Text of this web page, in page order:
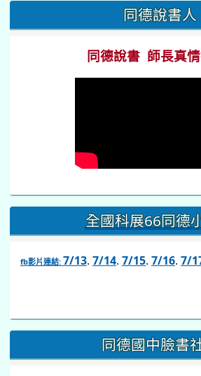
::: 同德說書人
同德說書 師長真
全國科展66同德
fb影片連結: 7/13. 7/14. 7/15. 7/16. 7/
https://www.facebook.com/
同德國中臉書